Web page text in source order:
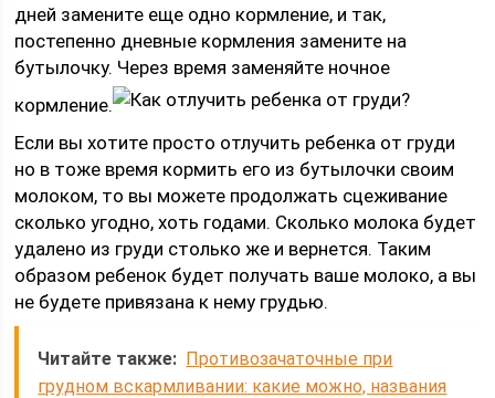
дней замените еще одно кормление, и так,
постепенно дневные кормления замените на
бутылочку. Через время заменяйте ночное
кормление.
Если вы хотите просто отлучить ребенка от груди
но в тоже время кормить его из бутылочки своим
молоком, то вы можете продолжать сцеживание
сколько угодно, хоть годами. Сколько молока будет
удалено из груди столько же и вернется. Таким
образом ребенок будет получать ваше молоко, а вы
не будете привязана к нему грудью.
Читайте также: Противозачаточные при
грудном вскармливании: какие можно, названия